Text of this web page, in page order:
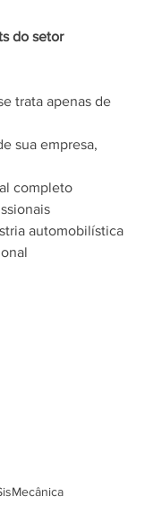
do setor
trata apenas de
sua empresa,
completo
automobilística